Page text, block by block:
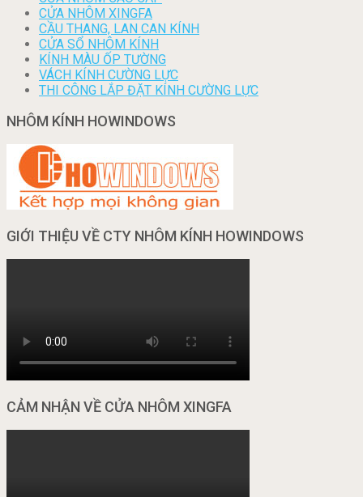
CỬA NHÔM XINGFA
CẦU THANG, LAN CAN KÍNH
CỬA SỔ NHÔM KÍNH
KÍNH MÀU ỐP TƯỜNG
VÁCH KÍNH CƯỜNG LỰC
THI CÔNG LẮP ĐẶT KÍNH CƯỜNG LỰC
NHÔM KÍNH HOWINDOWS
GIỚI THIỆU VỀ CTY NHÔM KÍNH HOWINDOWS
CẢM NHẬN VỀ CỬA NHÔM XINGFA